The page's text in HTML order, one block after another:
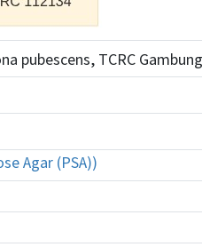
pubescens, TCRC
Agar (PSA))